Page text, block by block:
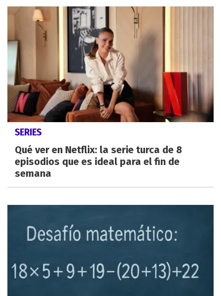
SERIES
Qué ver en Netflix: la serie turca de 8
episodios que es ideal para el fin de
semana